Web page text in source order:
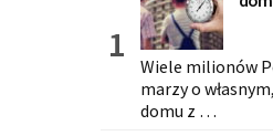
Wiele milionów
marzy o
domu z …